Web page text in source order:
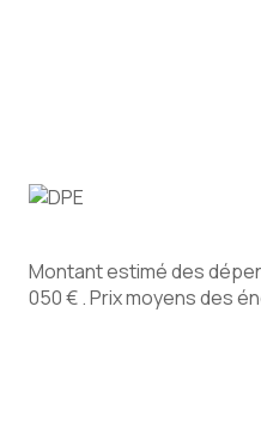
Montant estimé des
050 € . Prix moyens des